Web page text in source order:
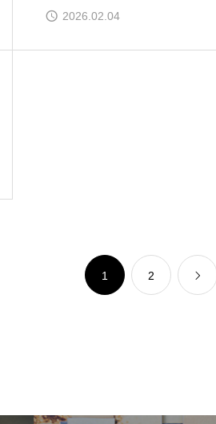
2026.02.04
1 2